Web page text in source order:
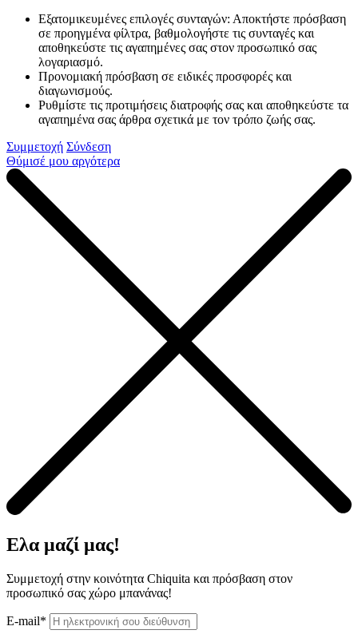
Εξατομικευμένες επιλογές συνταγών: Αποκτήστε πρόσβαση
σε προηγμένα φίλτρα, βαθμολογήστε τις συνταγές και
αποθηκεύστε τις αγαπημένες σας στον προσωπικό σας
λογαριασμό.
Προνομιακή πρόσβαση σε ειδικές προσφορές και
διαγωνισμούς.
Ρυθμίστε τις προτιμήσεις διατροφής σας και αποθηκεύστε τα
αγαπημένα σας άρθρα σχετικά με τον τρόπο ζωής σας.
Συμμετοχή Σύνδεση
Θύμισέ μου αργότερα
Ελα μαζί μας!
Συμμετοχή στην κοινότητα Chiquita και πρόσβαση στον
προσωπικό σας χώρο μπανάνας!
E-mail*